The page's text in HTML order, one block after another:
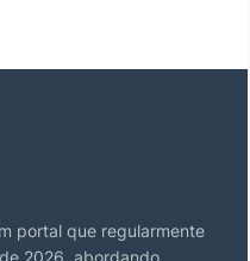
portal que regularmente
2026, abordando